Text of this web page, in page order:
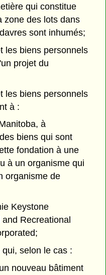
qui constitue
zone des lots dans
sont inhumés;
les biens personnels
projet du
les biens personnels
à :
à
biens qui sont
fondation à une
à un organisme qui
organisme de
Keystone
Recreational
selon le cas :
nouveau bâtiment